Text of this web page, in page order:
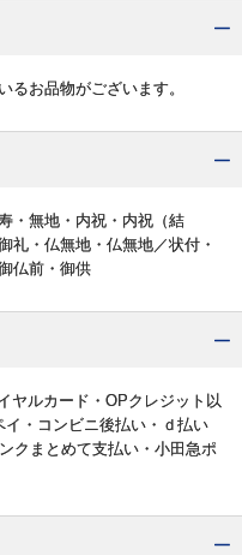
るお品物がございます。
・無地・内祝・内祝（結
礼・仏無地・仏無地／状付・
仏前・御供
ヤルカード・OPクレジット以
・コンビニ後払い・ｄ払い
クまとめて支払い・小田急ポ